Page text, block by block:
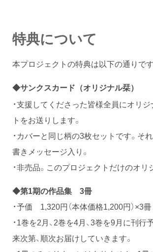
特典について
本プロジェクトの特典は以下の通りです
◆サンクスカード（オリジナル栞）
・支援してくださった皆様全員にオリ
トをお送りします。
・カバーと同じ柄の3枚セットです。そ
書きメッセージ入り。
・非売品。このプロジェクトだけのオリ
◆第1期の作品集 3冊
・予価 1,320円（本体価格1,200円）×3冊
・1巻を2月、2巻を4月、3巻を9月に刊行
来次第、順次お届けしていきます。